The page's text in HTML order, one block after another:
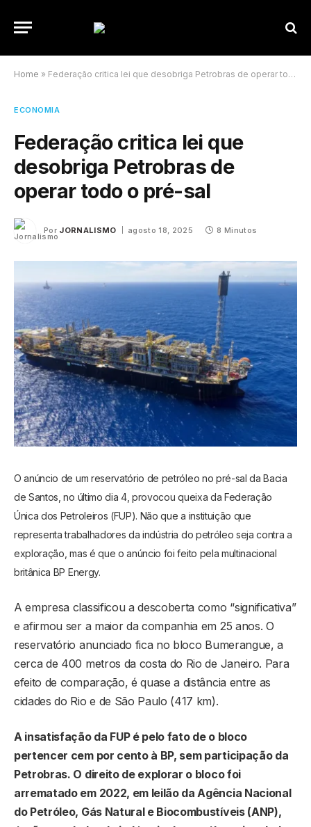
Home » Federação critica lei que desobriga Petrobras de operar todo o pré-sal
ECONOMIA
Federação critica lei que
desobriga Petrobras de
operar todo o pré-sal
Por JORNALISMO agosto 18, 2025 8 Minutos
O anúncio de um reservatório de petróleo no pré-sal da Bacia
de Santos, no último dia 4, provocou queixa da Federação
Única dos Petroleiros (FUP). Não que a instituição que
representa trabalhadores da indústria do petróleo seja contra a
exploração, mas é que o anúncio foi feito pela multinacional
britânica BP Energy.
A empresa classificou a descoberta como “significativa”
e afirmou ser a maior da companhia em 25 anos. O
reservatório anunciado fica no bloco Bumerangue, a
cerca de 400 metros da costa do Rio de Janeiro. Para
efeito de comparação, é quase a distância entre as
cidades do Rio e de São Paulo (417 km).
A insatisfação da FUP é pelo fato de o bloco
pertencer cem por cento à BP, sem participação da
Petrobras. O direito de explorar o bloco foi
arrematado em 2022, em leilão da Agência Nacional
do Petróleo, Gás Natural e Biocombustíveis (ANP),